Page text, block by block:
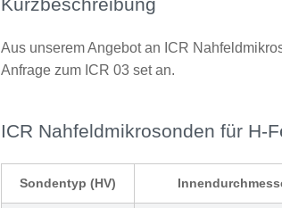
Kurzbeschreibung
Aus unserem Angebot an ICR
Anfrage zum ICR 03 set an.
ICR Nahfeldmikrosonden für H-
Sondentyp (HV)